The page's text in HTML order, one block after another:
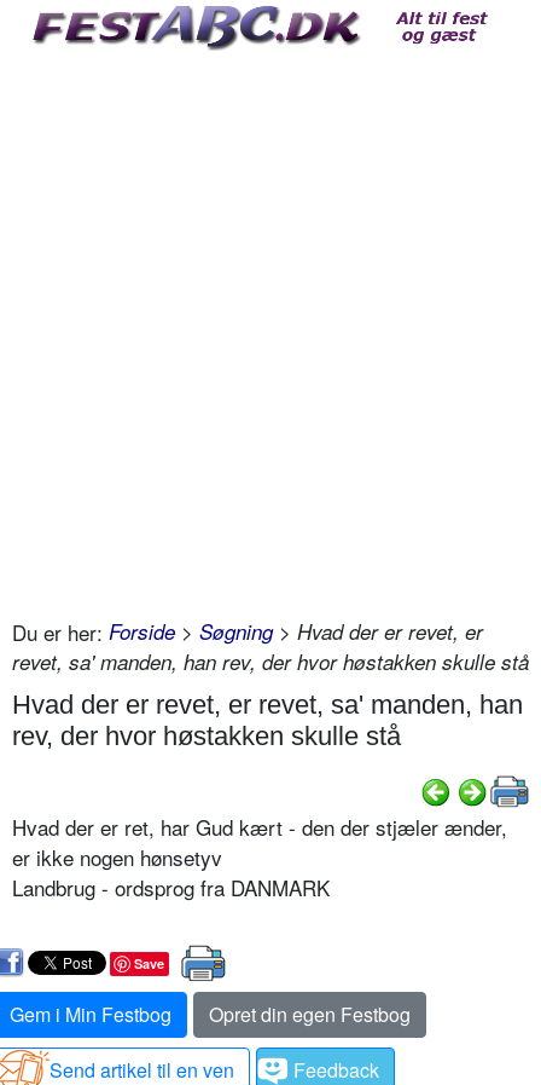
Du er her: Forside > Søgning> Hvad der er revet, er
revet, sa' manden, han rev, der hvor høstakken skulle stå
Hvad der er revet, er revet, sa' manden, han
rev, der hvor høstakken skulle stå
Hvad der er ret, har Gud kært - den der stjæler ænder,
er ikke nogen hønsetyv
Landbrug - ordsprog fra DANMARK
Save
Gem i Min Festbog
Opret din egen Festbog
Send artikel til en ven
Feedback